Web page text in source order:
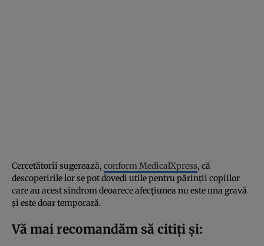
Cercetătorii sugerează, conform MedicalXpress, că
descoperirile lor se pot dovedi utile pentru părinții copiilor
care au acest sindrom deoarece afecțiunea nu este una gravă
și este doar temporară.
Vă mai recomandăm să citiți și: